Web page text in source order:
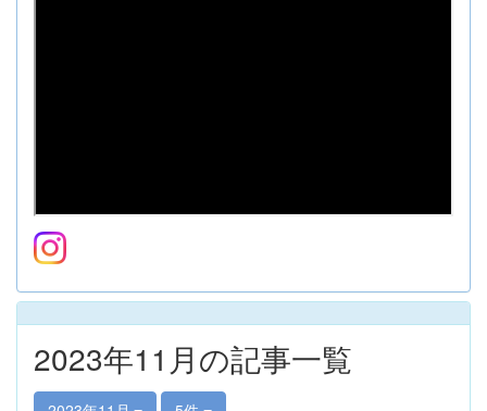
2023年11月の記事一覧